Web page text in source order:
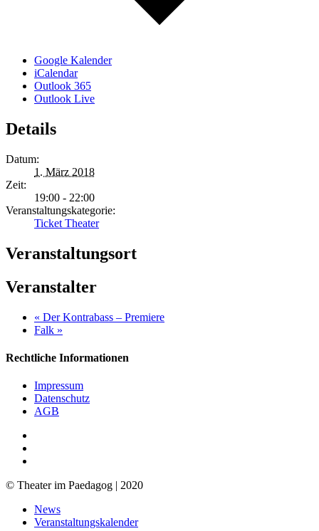
Google Kalender
iCalendar
Outlook 365
Outlook Live
Details
Datum:
1. März 2018
Zeit:
19:00 - 22:00
Veranstaltungskategorie:
Ticket Theater
Veranstaltungsort
Veranstalter
« Der Kontrabass – Premiere
Falk »
Rechtliche Informationen
Impressum
Datenschutz
AGB
© Theater im Paedagog | 2020
Close
Menu
News
Veranstaltungskalender